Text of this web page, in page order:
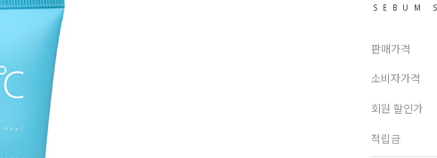
SEBUM
판매가격
소비자가격
회원 할인가
적립금